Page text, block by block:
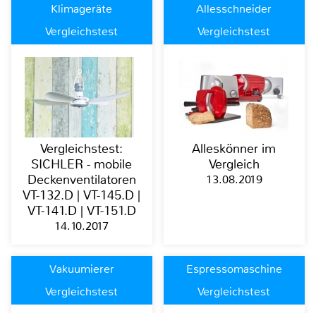
Klimageräte
Vergleichstest
Vergleichstest:
SICHLER - mobile
Deckenventilatoren
VT-132.D | VT-145.D |
VT-141.D | VT-151.D
14.10.2017
Allesschneider
Vergleichstest
Alleskönner im
Vergleich
13.08.2019
Vakuumierer
Vergleichstest
Espressomaschine
Vergleichstest